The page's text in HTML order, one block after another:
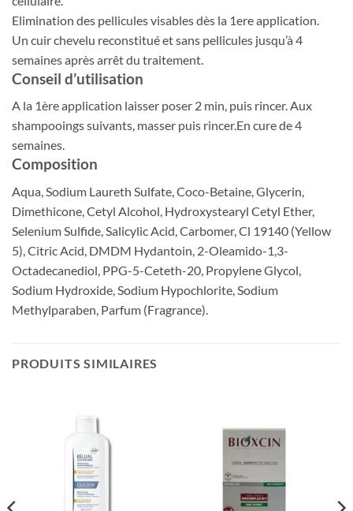
Elimination des pellicules visables dès la 1ere application.
Un cuir chevelu reconstitué et sans pellicules jusqu’à 4
semaines après arrêt du traitement.
Conseil d’utilisation
A la 1ère application laisser poser 2 min, puis rincer. Aux
shampooings suivants, masser puis rincer.En cure de 4
semaines.
Composition
Aqua, Sodium Laureth Sulfate, Coco-Betaine, Glycerin,
Dimethicone, Cetyl Alcohol, Hydroxystearyl Cetyl Ether,
Selenium Sulfide, Salicylic Acid, Carbomer, Cl 19140 (Yellow
5), Citric Acid, DMDM Hydantoin, 2-Oleamido-1,3-
Octadecanediol, PPG-5-Ceteth-20, Propylene Glycol,
Sodium Hydroxide, Sodium Hypochlorite, Sodium
Methylparaben, Parfum (Fragrance).
PRODUITS SIMILAIRES